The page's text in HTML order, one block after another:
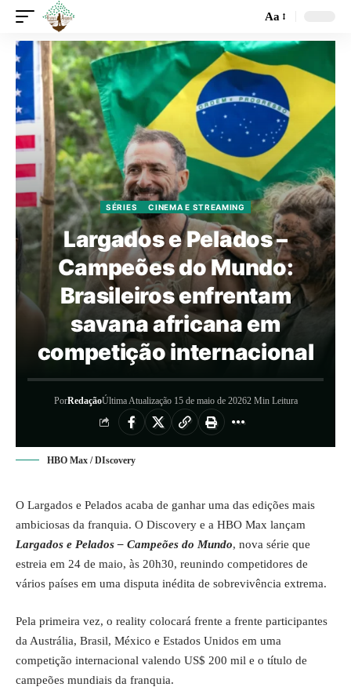
Aa
SÉRIES CINEMA E STREAMING
Largados e Pelados –
Campeões do Mundo:
Brasileiros enfrentam
savana africana em
competição internacional
PorRedaçãoÚltima Atualização 15 de maio de 20262 Min Leitura
HBO Max / DIscovery
O Largados e Pelados acaba de ganhar uma das edições mais
ambiciosas da franquia. O Discovery e a HBO Max lançam
Largados e Pelados – Campeões do Mundo, nova série que
estreia em 24 de maio, às 20h30, reunindo competidores de
vários países em uma disputa inédita de sobrevivência extrema.
Pela primeira vez, o reality colocará frente a frente participantes
da Austrália, Brasil, México e Estados Unidos em uma
competição internacional valendo US$ 200 mil e o título de
campeões mundiais da franquia.